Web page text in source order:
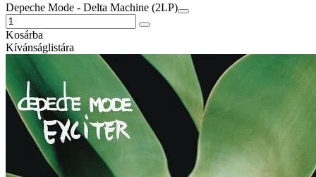
Depeche Mode - Delta Machine (2LP)
Kosárba
Kívánságlistára